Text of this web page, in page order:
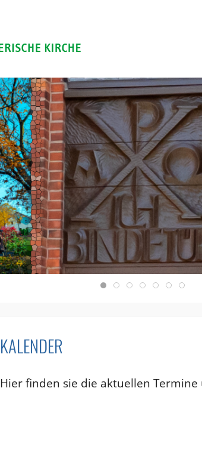
KALENDER
Hier finden sie die aktuellen Termine